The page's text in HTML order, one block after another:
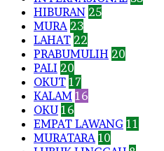
HIBURAN 25
MURA 23
LAHAT 22
PRABUMULIH 20
PALI 20
OKUT 17
KALAM 16
OKU 16
EMPAT LAWANG 11
MURATARA 10